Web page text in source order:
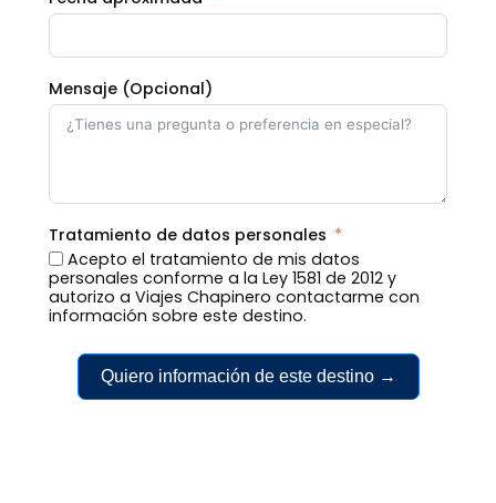
Mensaje (Opcional)
Tratamiento de datos personales
Acepto el tratamiento de mis datos
personales conforme a la Ley 1581 de 2012 y
autorizo a Viajes Chapinero contactarme con
información sobre este destino.
Quiero información de este destino →